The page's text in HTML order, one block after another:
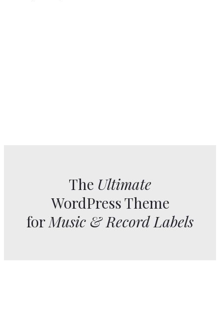
The Ultimate
WordPress Theme
for Music & Record Labels